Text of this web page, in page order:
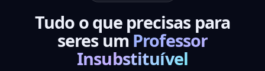
Tudo o que precisas para
seres umProfessor
Insubstituível